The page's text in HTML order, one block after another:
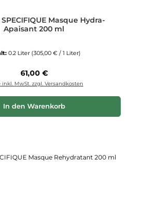
Masque Hydra-
Apaisant 200 ml
0.2 Liter (305,00 € / 1 Liter)
Regulärer Preis:
61,00 €
inkl. MwSt. zzgl. Versandkosten
In den Warenkorb